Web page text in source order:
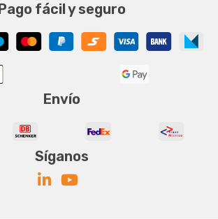
Pago fácil y seguro
Envío
Síganos